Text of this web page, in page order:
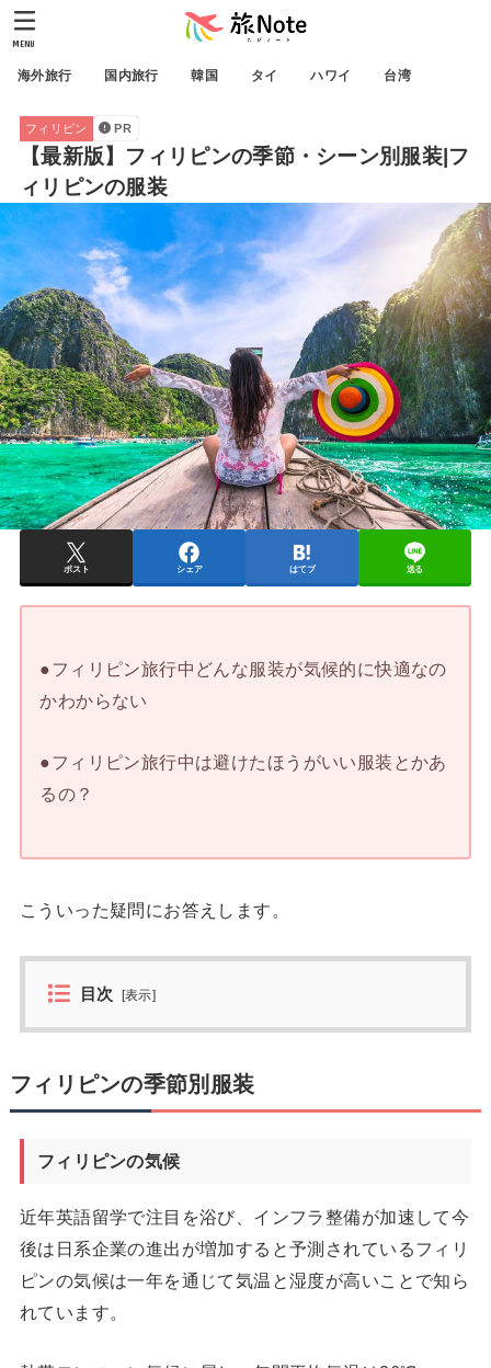
海外旅行 国内旅行 韓国 タイ ハワイ 台湾
MENU
フィリピン PR
【最新版】フィリピンの季節・シーン別服装|フ
ィリピンの服装
ポスト シェア はてブ 送る
●フィリピン旅行中どんな服装が気候的に快適なの
かわからない
●フィリピン旅行中は避けたほうがいい服装とかあ
るの？
こういった疑問にお答えします。
目次 [表示]
フィリピンの季節別服装
フィリピンの気候
近年英語留学で注目を浴び、インフラ整備が加速して今
後は日系企業の進出が増加すると予測されているフィリ
ピンの気候は一年を通じて気温と湿度が高いことで知ら
れています。